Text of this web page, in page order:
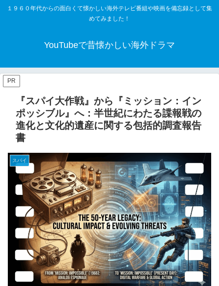
１９６０年代からの面白くて懐かしい海外テレビ番組や映画を備忘録として集
めてみました！
YouTubeで昔懐かしい海外ドラマ
PR
『スパイ大作戦』から『ミッション：イン
ポッシブル』へ：半世紀にわたる諜報戦の
進化と文化的遺産に関する包括的調査報告
書
スパイ